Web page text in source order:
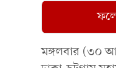
মঙ্গলবার (৩০